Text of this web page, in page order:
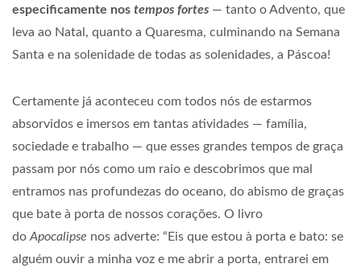
especificamente nos tempos fortes — tanto o Advento, que
leva ao Natal, quanto a Quaresma, culminando na Semana
Santa e na solenidade de todas as solenidades, a Páscoa!
Certamente já aconteceu com todos nós de estarmos
absorvidos e imersos em tantas atividades — família,
sociedade e trabalho — que esses grandes tempos de graça
passam por nós como um raio e descobrimos que mal
entramos nas profundezas do oceano, do abismo de graças
que bate à porta de nossos corações. O livro
do Apocalipse nos adverte: “Eis que estou à porta e bato: se
alguém ouvir a minha voz e me abrir a porta, entrarei em